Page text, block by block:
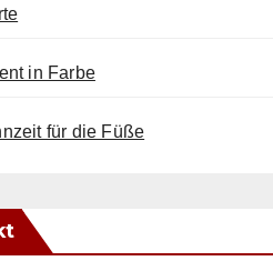
in Farbe
für die Füße